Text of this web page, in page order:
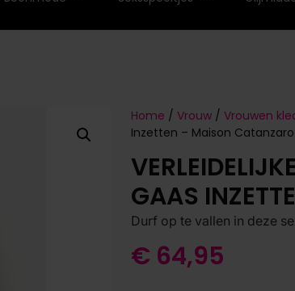
Home / Vrouw/ Vrouwen
Inzetten – Maison Catanzaro
GAAS
Durf op te vallen in deze
€ 64,95